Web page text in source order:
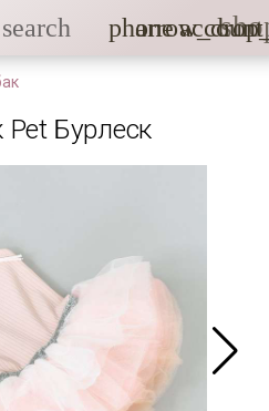
search phone
Pet Бурлеск